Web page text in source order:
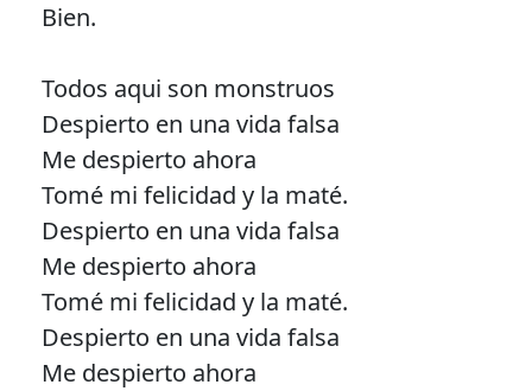
Bien.
Todos aqui son monstruos
Despierto en una vida falsa
Me despierto ahora
Tomé mi felicidad y la maté.
Despierto en una vida falsa
Me despierto ahora
Tomé mi felicidad y la maté.
Despierto en una vida falsa
Me despierto ahora